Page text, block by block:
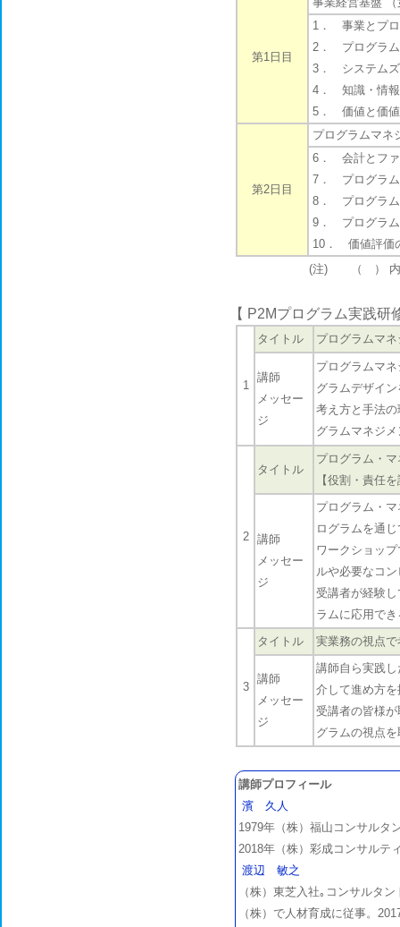
第1日目
1． 事業とプロ
2． プログラム
3． システムズ
4． 知識・情報
5． 価値と価値
第2日目
プログラムマネ
6． 会計とファ
7． プログラム
8． プログラム
9． プログラム
10． 価値評価
(注) （ ） 内は
【 P2Mプログラム実践
1
タイトル プログラムマ
講師
メッセー
ジ
プログラムマ
グラムデザイ
考え方と手法
グラムマネジ
2
タイトル
プログラム・
【役割・責任
講師
メッセー
ジ
プログラム・
ログラムを通
ワークショッ
ルや必要なコ
受講者が経験
ラムに応用で
3
タイトル 実業務の視点
講師
メッセー
ジ
講師自ら実践
介して進め方
受講者の皆様
グラムの視点
講師プロフィール
濱 久人
1979年（株）福山コンサルタ
2018年（株）彩成コンサルテ
渡辺 敏之
（株）東芝入社｡コンサルタ
（株）で人材育成に従事。